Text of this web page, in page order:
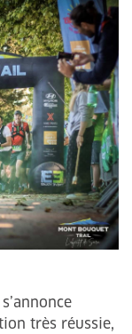
très réussie,